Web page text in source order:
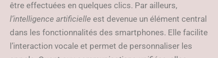
être effectuées en quelques clics. Par ailleurs,
l’intelligence artificielle est devenue un élément central
dans les fonctionnalités des smartphones. Elle facilite
l’interaction vocale et permet de personnaliser les